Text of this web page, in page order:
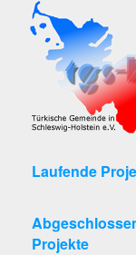
Laufende
Projekte